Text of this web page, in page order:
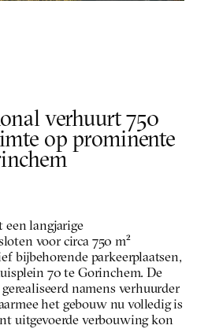
verhuurt 750
op prominente
een langjarige
voor circa 750 m²
bijbehorende parkeerplaatsen,
70 te Gorinchem. De
namens verhuurder
het gebouw nu volledig is
uitgevoerde verbouwing kon